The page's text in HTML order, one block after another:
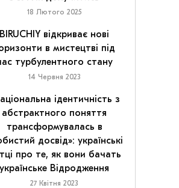
18 Лютого 2025
BIRUCHIY відкриває нові
в мистецтві під
турбулентного стану
14 Червня 2023
ідентичність з
абстрактного поняття
трансформувалась в
досвід»: українські
про те, як вони бачать
українське Відродження
27 Квітня 2023